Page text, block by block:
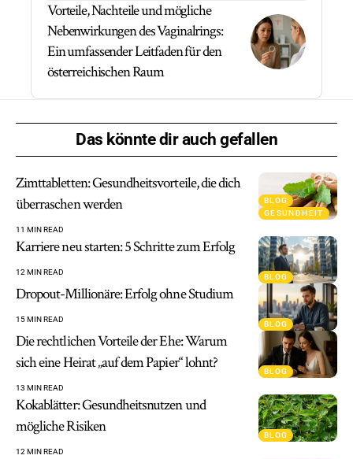
Vorteile, Nachteile und mögliche
Nebenwirkungen des Vaginalrings:
Ein umfassender Leitfaden für den
österreichischen Raum
Das könnte dir auch gefallen
BLOG
GESUNDHEIT
Zimttabletten: Gesundheitsvorteile, die dich
überraschen werden
11 MIN READ
BLOG
Karriere neu starten: 5 Schritte zum Erfolg
12 MIN READ
BLOG
Dropout-Millionäre: Erfolg ohne Studium
15 MIN READ
BLOG
Die rechtlichen Vorteile der Ehe: Warum
sich eine Heirat „auf dem Papier“ lohnt?
13 MIN READ
BLOG
Kokablätter: Gesundheitsnutzen und
mögliche Risiken
12 MIN READ